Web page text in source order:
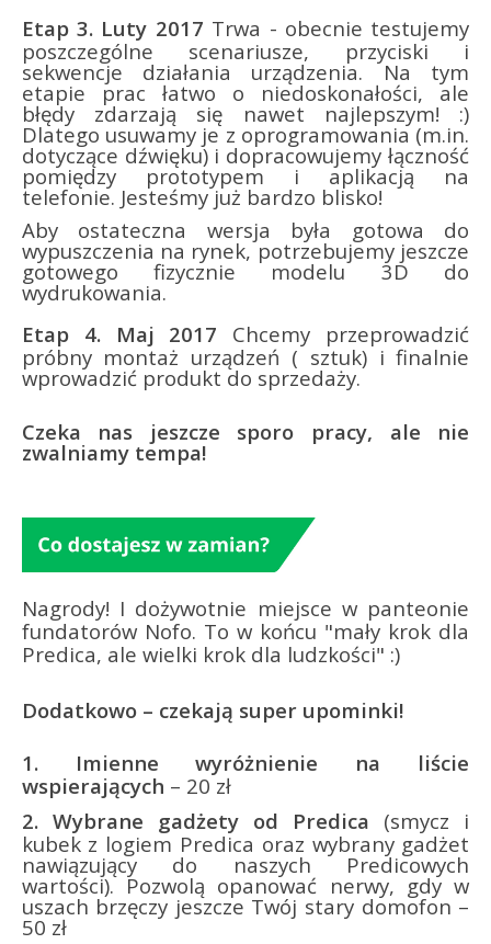
Etap 3. Luty 2017 Trwa - obecnie testujemy
poszczególne scenariusze, przyciski i
sekwencje działania urządzenia. Na tym
etapie prac łatwo o niedoskonałości, ale
błędy zdarzają się nawet najlepszym! :)
Dlatego usuwamy je z oprogramowania (m.in.
dotyczące dźwięku) i dopracowujemy łączność
pomiędzy prototypem i aplikacją na
telefonie. Jesteśmy już bardzo blisko!
Aby ostateczna wersja była gotowa do
wypuszczenia na rynek, potrzebujemy jeszcze
gotowego fizycznie modelu 3D do
wydrukowania.
Etap 4. Maj 2017
Chcemy przeprowadzić
próbny montaż urządzeń ( sztuk) i finalnie
wprowadzić produkt do sprzedaży.
Czeka nas jeszcze sporo pracy, ale nie
zwalniamy tempa!
Nagrody! I dożywotnie miejsce w panteonie
fundatorów Nofo. To w końcu "mały krok dla
Predica, ale wielki krok dla ludzkości" :)
Dodatkowo – czekają super upominki!
1.
Imienne wyróżnienie na liście
wspierających – 20 zł
2. Wybrane gadżety od Predica (smycz i
kubek z logiem Predica oraz wybrany gadżet
nawiązujący do naszych Predicowych
wartości). Pozwolą opanować nerwy, gdy w
uszach brzęczy jeszcze Twój stary domofon –
50 zł